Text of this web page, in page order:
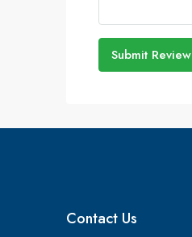
Submit Review
Contact Us